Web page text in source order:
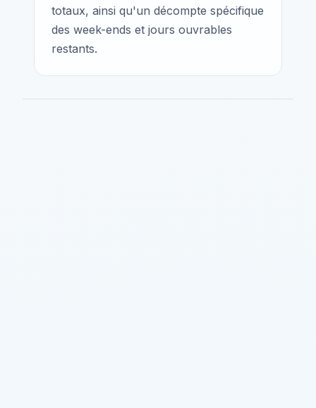
totaux, ainsi qu'un décompte spécifique
des week-ends et jours ouvrables
restants.